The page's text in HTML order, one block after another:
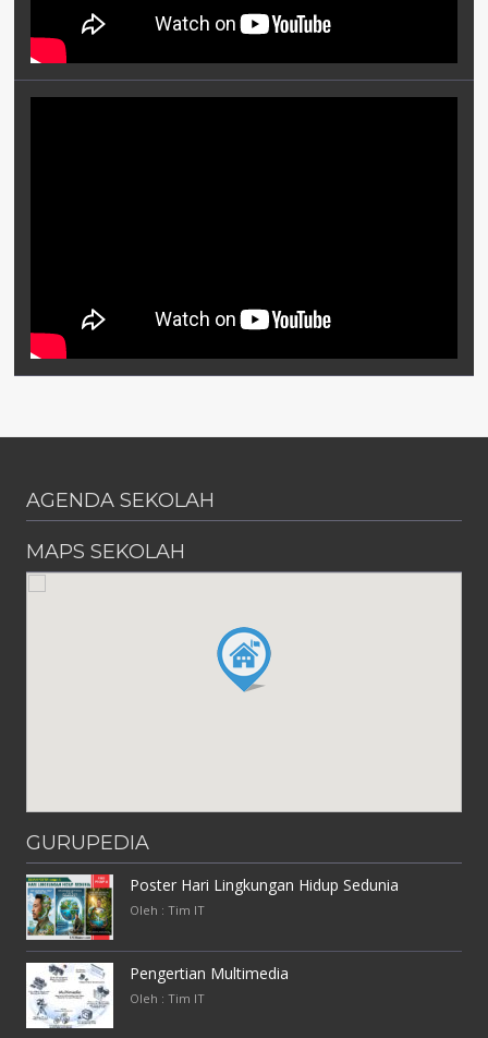
AGENDA SEKOLAH
MAPS SEKOLAH
GURUPEDIA
Poster Hari Lingkungan Hidup Sedunia
Oleh : Tim IT
Pengertian Multimedia
Oleh : Tim IT